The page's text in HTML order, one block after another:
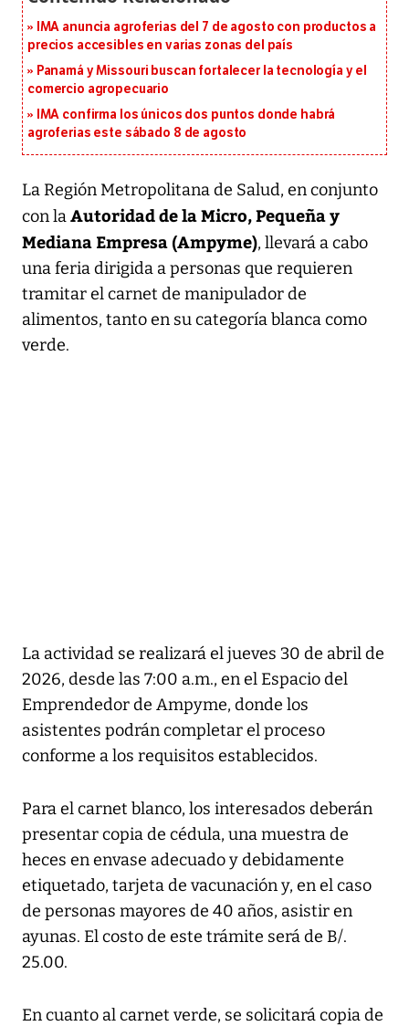
IMA anuncia agroferias del 7 de agosto con productos a
precios accesibles en varias zonas del país
Panamá y Missouri buscan fortalecer la tecnología y el
comercio agropecuario
IMA confirma los únicos dos puntos donde habrá
agroferias este sábado 8 de agosto
La Región Metropolitana de Salud, en conjunto
con laAutoridad de la Micro, Pequeña y
Mediana Empresa (Ampyme), llevará a cabo
una feria dirigida a personas que requieren
tramitar el carnet de manipulador de
alimentos, tanto en su categoría blanca como
verde.
La actividad se realizará el jueves 30 de abril de
2026, desde las 7:00 a.m., en el Espacio del
Emprendedor de Ampyme, donde los
asistentes podrán completar el proceso
conforme a los requisitos establecidos.
Para el carnet blanco, los interesados deberán
presentar copia de cédula, una muestra de
heces en envase adecuado y debidamente
etiquetado, tarjeta de vacunación y, en el caso
de personas mayores de 40 años, asistir en
ayunas. El costo de este trámite será de B/.
25.00.
En cuanto al carnet verde, se solicitará copia de